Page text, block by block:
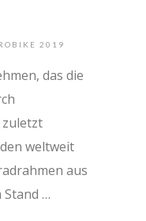
2019
das die
weltweit
aus
Stand …